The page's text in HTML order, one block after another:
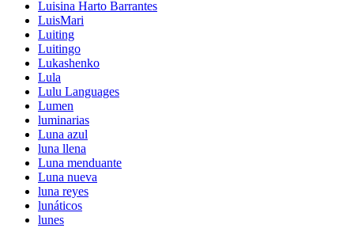
Luisina Harto Barrantes
LuisMari
Luiting
Luitingo
Lukashenko
Lula
Lulu Languages
Lumen
luminarias
Luna azul
luna llena
Luna menduante
Luna nueva
luna reyes
lunáticos
lunes